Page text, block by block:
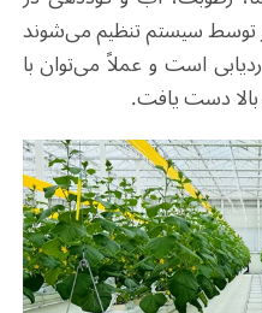
توسط سیستم تنظیم می‌شوند
است و عملاً می‌توان با
بالا دست یافت.